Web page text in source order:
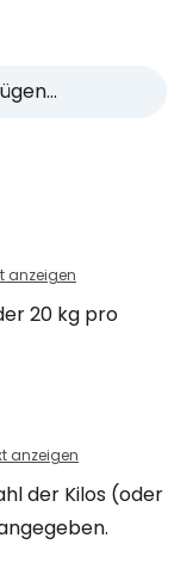
anzeigen
20 kg pro
anzeigen
der Kilos (oder